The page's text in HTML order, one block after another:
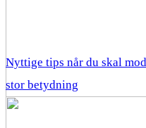
Nyttige tips når du skal
stor betydning